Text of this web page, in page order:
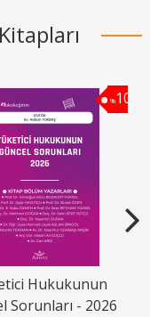
%10
Hukukunun
Sorunları - 2026